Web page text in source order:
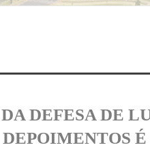
DEFESA DE
DEPOIMENTOS